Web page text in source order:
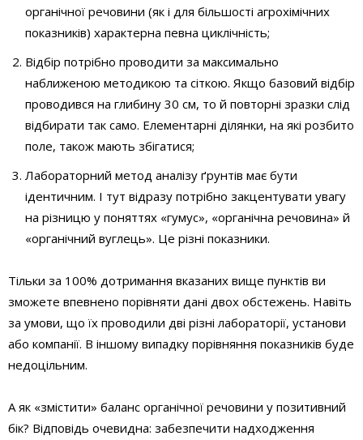
органічної речовини (як і для більшості агрохімічних
показників) характерна певна циклічність;
Відбір потрібно проводити за максимально
наближеною методикою та сіткою. Якщо базовий відбір
проводився на глибину 30 см, то й повторні зразки слід
відбирати так само. Елементарні ділянки, на які розбито
поле, також мають збігатися;
Лабораторний метод аналізу ґрунтів має бути
ідентичним. І тут відразу потрібно закцентувати увагу
на різницю у поняттях «гумус», «органічна речовина» й
«органічний вуглець». Це різні показники.
Тільки за 100% дотримання вказаних вище пунктів ви
зможете впевнено порівняти дані двох обстежень. Навіть
за умови, що їх проводили дві різні лабораторії, установи
або компанії. В іншому випадку порівняння показників буде
недоцільним.
А як «змістити» баланс органічної речовини у позитивний
бік? Відповідь очевидна: забезпечити надходження